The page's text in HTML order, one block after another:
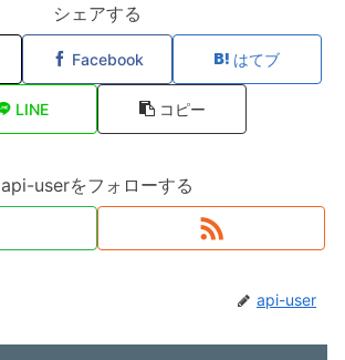
シェアする
Facebook はてブ
LINE コピー
api-userをフォローする
api-user